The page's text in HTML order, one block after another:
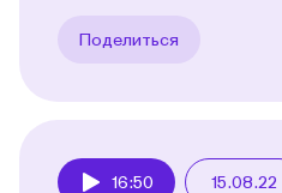
Поделиться
16:50 15.08.22